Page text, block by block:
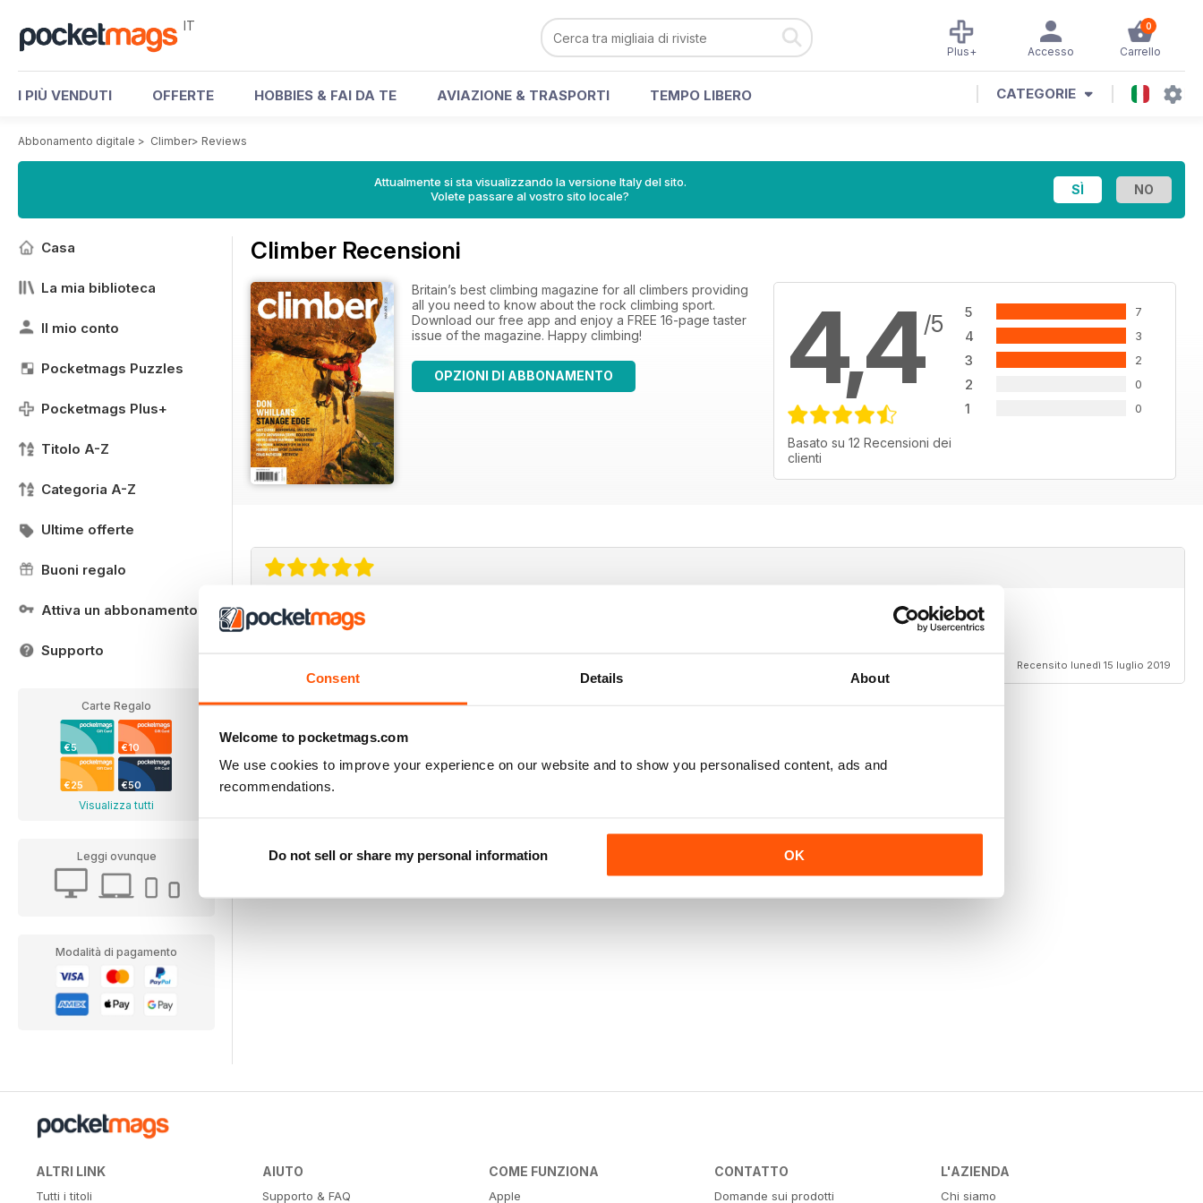
Consent Details About
Welcome to pocketmags.com
We use cookies to improve your experience on our website and to show you personalised content, ads and
recommendations.
Do not sell or share my personal information OK
IT 0
Carrello
Accesso
Plus+
I PIÙ VENDUTI OFFERTE HOBBIES & FAI DA TE AVIAZIONE & TRASPORTI TEMPO LIBERO CATEGORIE
Abbonamento digitale > Climber> Reviews
Attualmente si sta visualizzando la versione Italy del sito.
Volete passare al vostro sito locale?
Casa
La mia biblioteca
Il mio conto
Pocketmags Puzzles
Pocketmags Plus+
Titolo A-Z
Categoria A-Z
Ultime offerte
Buoni regalo
Attiva un abbonamento
Supporto
Carte Regalo
€5 €10
€25 €50
Visualizza tutti
Leggi ovunque
Modalità di pagamento
Climber Recensioni
4,4/5
Basato su 12 Recensioni dei
clienti
5 7
4 3
3 2
2 0
1 0
Britain’s best climbing magazine for all climbers providing
all you need to know about the rock climbing sport.
Download our free app and enjoy a FREE 16-page taster
issue of the magazine. Happy climbing!
OPZIONI DI ABBONAMENTO
Very inspiring
Recensito lunedì 15 luglio 2019
ALTRI LINK
Tutti i titoli
AIUTO
Supporto & FAQ
COME FUNZIONA
Apple
CONTATTO
Domande sui prodotti
L'AZIENDA
Chi siamo